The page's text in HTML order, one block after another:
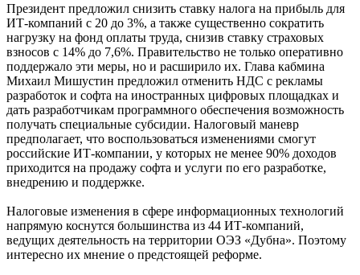
Президент предложил снизить ставку налога на прибыль для
ИТ-компаний с 20 до 3%, а также существенно сократить
нагрузку на фонд оплаты труда, снизив ставку страховых
взносов с 14% до 7,6%. Правительство не только оперативно
поддержало эти меры, но и расширило их. Глава кабмина
Михаил Мишустин предложил отменить НДС с рекламы
разработок и софта на иностранных цифровых площадках и
дать разработчикам программного обеспечения возможность
получать специальные субсидии. Налоговый маневр
предполагает, что воспользоваться изменениями смогут
российские ИТ-компании, у которых не менее 90% доходов
приходится на продажу софта и услуги по его разработке,
внедрению и поддержке.
Налоговые изменения в сфере информационных технологий
напрямую коснутся большинства из 44 ИТ-компаний,
ведущих деятельность на территории ОЭЗ «Дубна». Поэтому
интересно их мнение о предстоящей реформе.